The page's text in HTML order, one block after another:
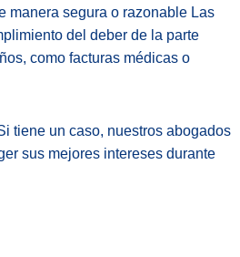
manera segura o razonable Las
del deber de la parte
como facturas médicas o
tiene un caso, nuestros abogados
sus mejores intereses durante